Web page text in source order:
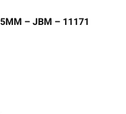
– JBM – 11171